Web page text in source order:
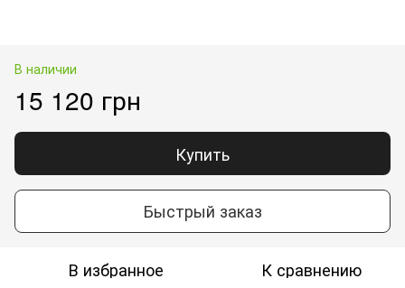
В наличии
15 120 грн
Купить
Быстрый заказ
В избранное К сравнению